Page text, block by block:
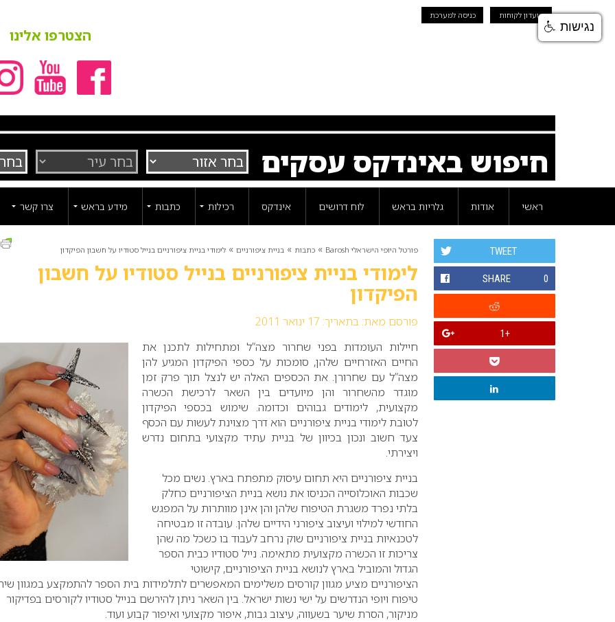
מועדון לקוחות כניסה למערכת
הצטרפו אלינו
חיפוש באינדקס עסקים
ראשי אודות גלריות בראש לוח דרושים אינדקס רכילות כתבות מידע בראש צרו קשר
פורטל היופי הישראלי Barosh » כתבות » בניית ציפורניים » לימודי בניית ציפורניים בנייל סטודיו על חשבון הפיקדון
לימודי בניית ציפורניים בנייל סטודיו על חשבון
הפיקדון
פורסם מאת: בתאריך: 17 ינואר 2011
TWEET
SHARE 0
+1
חיילות העומדות בפני שחרור מצה”ל ומתחילות לתכנן את
החיים האזרחיים שלהן, סומכות על כספי הפיקדון המגיע להן
מצה”ל עם שחרורן. את הכספים האלה יש לנצל תוך פרק זמן
מוגדר מהשחרור והן מיועדים בין השאר לרכישת הכשרה
מקצועית, לימודים גבוהים וכדומה. שימוש בכספי הפיקדון
לטובת לימודי בניית ציפורניים הוא דרך מצוינת לעשות עם הכסף
צעד חשוב ונכון בכיוון של בניית עתיד מקצועי בתחום נדרש
ויצירתי.
בניית ציפורניים היא תחום עיסוק מתפתח בארץ. נשים מכל
שכבות האוכלוסייה הכניסו את נושא בניית הציפורניים כחלק
בלתי נפרד משגרת הטיפוח שלהן והן אינן מוותרות על המפגש
החודשי למילוי ועיצוב ציפורני הידיים שלהן. עובדה זו מבטיחה
לטכנאיות בניית ציפורניים שוק נרחב לעבוד בו כשכל מה שהן
צריכות זו הכשרה מקצועית מתאימה. נייל סטודיו כבית הספר
הגדול והמוביל בארץ לנושא בניית הציפורניים, קישוטי
הציפורניים מציע מגוון קורסים משלימים המאפשרים לתלמידות בית הספר להתמקצע במגוון
טיפוח ויופי הנדרשים על ישי נשות ישראל. בין השאר ניתן להירשם בנייל סטודיו לקורסים בפדיקור
מניקור, הסרת שיער בשעווה, עיצוב גבות, איפור מקצועי ואיפור קבוע ועוד.
נגישות